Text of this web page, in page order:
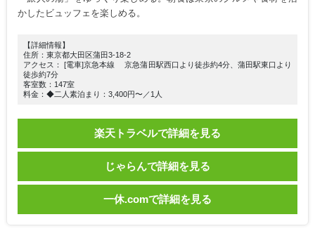
かしたビュッフェを楽しめる。
【詳細情報】
住所：東京都大田区蒲田3-18-2
アクセス： [電車]京急本線 京急蒲田駅西口より徒歩約4分、蒲田駅東口より
徒歩約7分
客室数：147室
料金：◆二人素泊まり：3,400円〜／1人
楽天トラベルで詳細を見る
じゃらんで詳細を見る
一休.comで詳細を見る